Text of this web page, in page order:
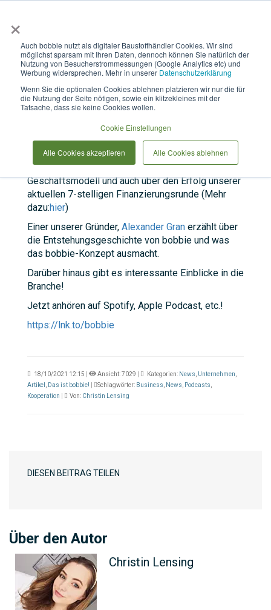
×
Auch bobbie nutzt als digitaler Baustoffhändler Cookies. Wir sind
möglichst sparsam mit Ihren Daten, dennoch können Sie natürlich der
Nutzung von Besucherstrommessungen (Google Analytics etc) und
Werbung widersprechen. Mehr in unserer Datenschutzerklärung
Wenn Sie die optionalen Cookies ablehnen platzieren wir nur die für
die Nutzung der Seite nötigen, sowie ein klitzekleines mit der
Tatsache, dass sie keine Cookies wollen.
Cookie Einstellungen
Alle Cookies akzeptieren Alle Cookies ablehnen
Bobbie zu Gast beim Podcast
Startup Insider!
Wir waren zu Gast beim PodcastStartup Insider! In
der 20-minütigen Folge geht es um die
Digitalisierung des Baustoffhandels, das bobbie
Geschäftsmodell und auch über den Erfolg unserer
aktuellen 7-stelligen Finanzierungsrunde (Mehr
dazu:hier)
Einer unserer Gründer, Alexander Gran erzählt über
die Entstehungsgeschichte von bobbie und was
das bobbie-Konzept ausmacht.
Darüber hinaus gibt es interessante Einblicke in die
Branche!
Jetzt anhören auf Spotify, Apple Podcast, etc.!
https://lnk.to/bobbie
18/10/2021 12:15 Ansicht: 7029 Kategorien: News Unternehmen
Artikel
Das ist bobbie! Schlagwörter: Business News Podcasts
Kooperation
Von: Christin Lensing
DIESEN BEITRAG TEILEN
Über den Autor
Christin Lensing